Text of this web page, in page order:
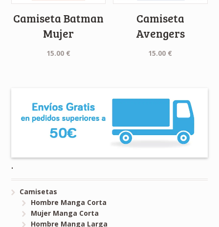
Camiseta Batman
Mujer
15.00 €
Camiseta
Avengers
15.00 €
.
Camisetas
Hombre Manga Corta
Mujer Manga Corta
Hombre Manga Larga